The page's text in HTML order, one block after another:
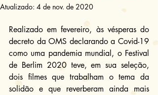
Atualizado: 4 de nov. de 2020
Realizado em fevereiro, às vésperas do
decreto da OMS declarando a Covid-19
como uma pandemia mundial, o Festival
de Berlim 2020 teve, em sua seleção,
dois filmes que trabalham o tema da
solidão e que reverberam ainda mais